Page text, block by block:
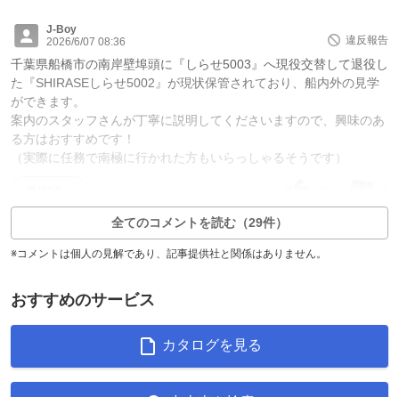
J-Boy
2026/6/07 08:36
違反報告
千葉県船橋市の南岸壁埠頭に『しらせ5003』へ現役交替して退役し
た『SHIRASEしらせ5002』が現状保管されており、船内外の見学
ができます。
案内のスタッフさんが丁寧に説明してくださいますので、興味のあ
る方はおすすめです！
（実際に任務で南極に行かれた方もいらっしゃるそうです）
全てのコメントを読む（29件）
※コメントは個人の見解であり、記事提供社と関係はありません。
おすすめのサービス
カタログを見る